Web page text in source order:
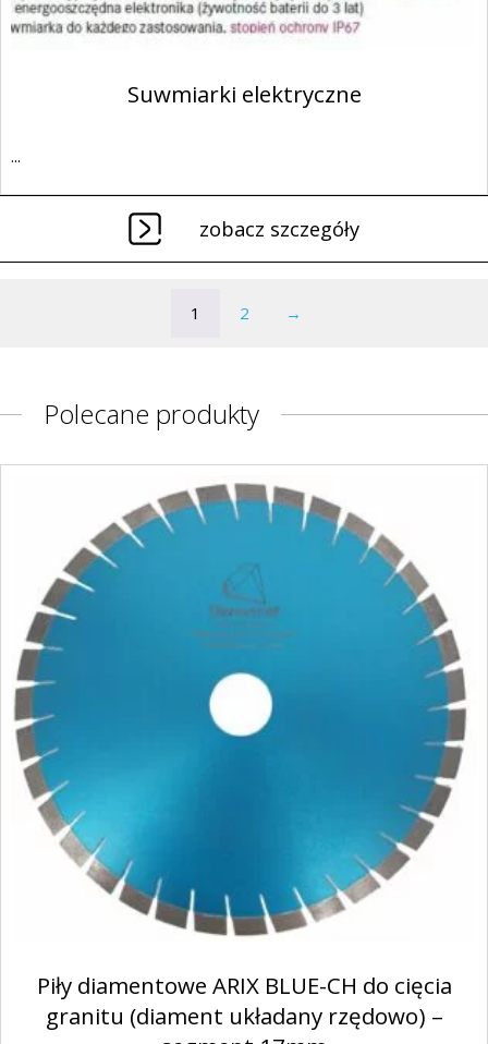
Suwmiarki elektryczne
...
zobacz szczegóły
1 2 →
Polecane produkty
Piły diamentowe ARIX BLUE-CH do cięcia
granitu (diament układany rzędowo) –